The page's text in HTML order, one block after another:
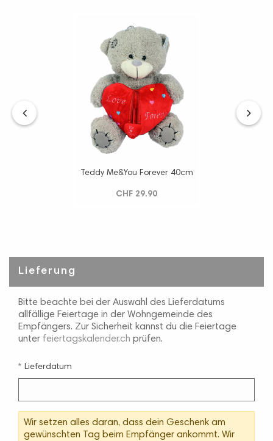
Teddy Me&You Forever 40cm
CHF 29.90
Lieferung
Bitte beachte bei der Auswahl des Lieferdatums
allfällige Feiertage in der Wohngemeinde des
Empfängers. Zur Sicherheit kannst du die Feiertage
unter feiertagskalender.ch prüfen.
Lieferdatum
Wir setzen alles daran, dass dein Geschenk am
gewünschten Tag beim Empfänger ankommt. Wir